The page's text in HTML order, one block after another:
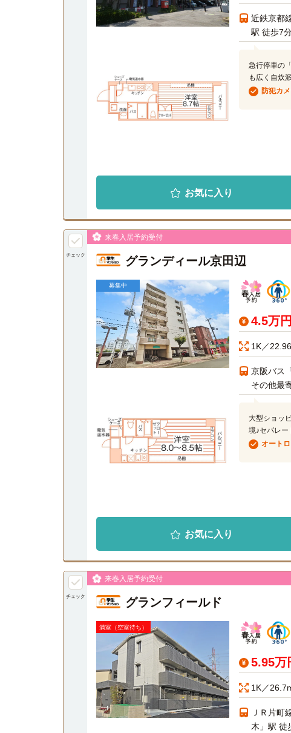
近鉄京都
駅 徒歩7
急行停車の
も広く自炊
防犯カ
お気に入り
チェック
来春入居予約受付
グランディール京田辺
募集中
4.5万円
1K／
京阪バス
その他最
大型ショッ
境♪セパレ
オート
お気に入り
チェック
来春入居予約受付
グランフィールド
満室（空室待ち）
5.95万
1K／
ＪＲ片町
木」駅 徒